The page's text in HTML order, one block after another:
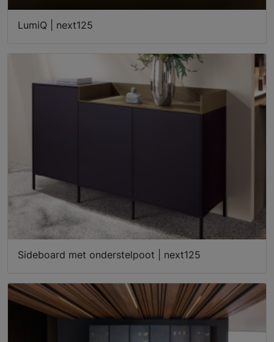
LumiQ | next125
Sideboard met onderstelpoot | next125